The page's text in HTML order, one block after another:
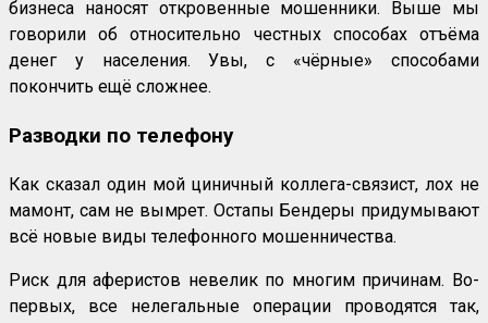
бизнеса наносят откровенные мошенники. Выше мы
говорили об относительно честных способах отъёма
денег у населения. Увы, с «чёрные» способами
покончить ещё сложнее.
Разводки по телефону
Как сказал один мой циничный коллега-связист, лох не
мамонт, сам не вымрет. Остапы Бендеры придумывают
всё новые виды телефонного мошенничества.
Риск для аферистов невелик по многим причинам. Во-
первых, все нелегальные операции проводятся так,